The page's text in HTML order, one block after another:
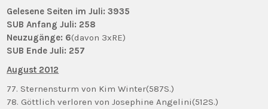
Gelesene Seiten im Juli: 3935
SUB Anfang Juli: 258
Neuzugänge: 6(davon 3xRE)
SUB Ende Juli: 257
August 2012
77. Sternensturm von Kim Winter(587S.)
78. Göttlich verloren von Josephine Angelini(512S.)